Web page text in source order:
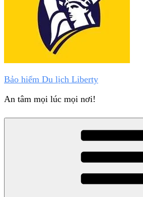
Bảo hiểm Du lịch Liberty
An tâm mọi lúc mọi nơi!